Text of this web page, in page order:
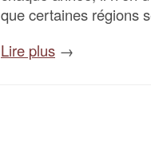
que certaines régions
Lire plus →